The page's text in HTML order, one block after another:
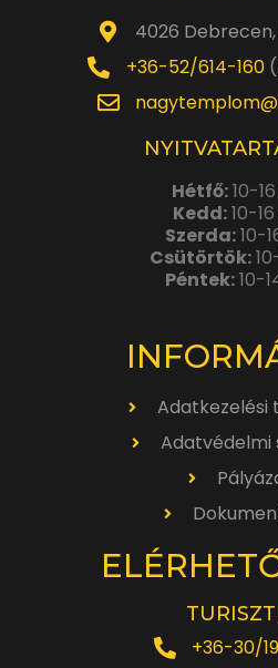
4026
+36-52/614-160
Hétfő:10-
Kedd:10-
Szerda:10-
Csütörtök:
Péntek:10-
Adatkezelési
Adatvédelmi
+36-30/